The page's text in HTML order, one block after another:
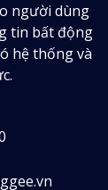
người dùng
tin bất động
hệ thống và